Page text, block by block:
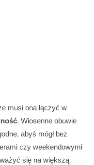
musi ona łączyć w
. Wiosenne obuwie
abyś mógł bez
czy weekendowymi
się na większą